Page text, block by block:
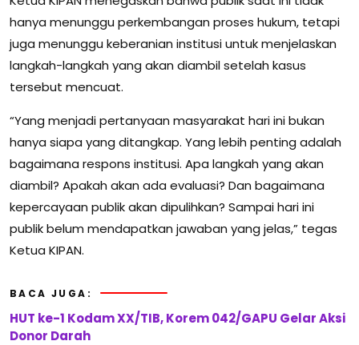
hanya menunggu perkembangan proses hukum, tetapi
juga menunggu keberanian institusi untuk menjelaskan
langkah-langkah yang akan diambil setelah kasus
tersebut mencuat.
“Yang menjadi pertanyaan masyarakat hari ini bukan
hanya siapa yang ditangkap. Yang lebih penting adalah
bagaimana respons institusi. Apa langkah yang akan
diambil? Apakah akan ada evaluasi? Dan bagaimana
kepercayaan publik akan dipulihkan? Sampai hari ini
publik belum mendapatkan jawaban yang jelas,” tegas
Ketua KIPAN.
BACA JUGA:
HUT ke-1 Kodam XX/TIB, Korem 042/GAPU Gelar Aksi
Donor Darah